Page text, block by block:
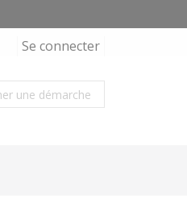
Se connecter